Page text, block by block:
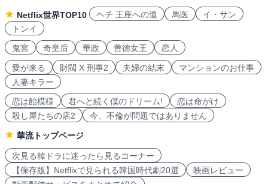
Netflix世界TOP10
ヘチ 王座への道 馬医
イ・サン
トンイ
鬼宮
奇皇后 華政 善徳女王 恋人
愛が来る 財閥 X 刑事2 夫婦の結末
マンションのお仕事
人妻キラー
恋は飴模様
君へと続く僕のドリーム!
恋は命がけ
殺し屋たちの店2
今、不倫が問題ではありません
華流トップページ
次見る韓ドラに迷ったら見るコーナー
【保存版】Netflixで見られる韓国時代劇20選
映画レビュー